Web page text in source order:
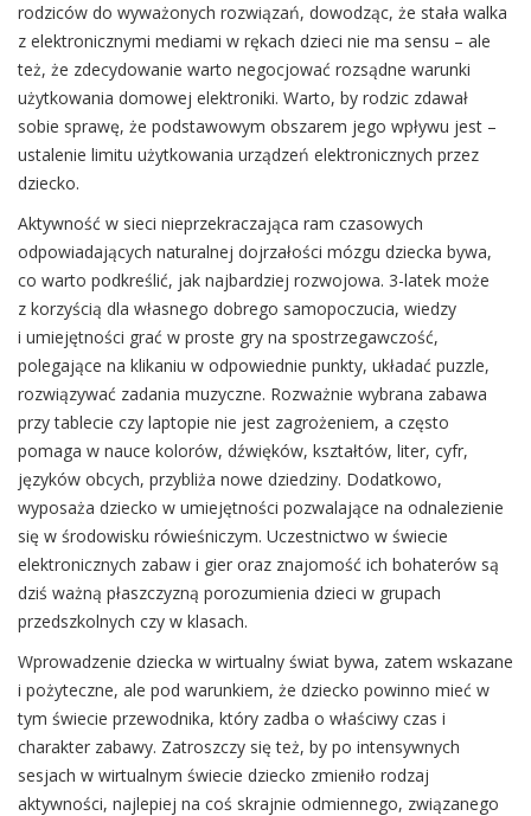
rodziców do wyważonych rozwiązań, dowodząc, że stała walka
z elektronicznymi mediami w rękach dzieci nie ma sensu – ale
też, że zdecydowanie warto negocjować rozsądne warunki
użytkowania domowej elektroniki. Warto, by rodzic zdawał
sobie sprawę, że podstawowym obszarem jego wpływu jest –
ustalenie limitu użytkowania urządzeń elektronicznych przez
dziecko.
Aktywność w sieci nieprzekraczająca ram czasowych
odpowiadających naturalnej dojrzałości mózgu dziecka bywa,
co warto podkreślić, jak najbardziej rozwojowa. 3-latek może
z korzyścią dla własnego dobrego samopoczucia, wiedzy
i umiejętności grać w proste gry na spostrzegawczość,
polegające na klikaniu w odpowiednie punkty, układać puzzle,
rozwiązywać zadania muzyczne. Rozważnie wybrana zabawa
przy tablecie czy laptopie nie jest zagrożeniem, a często
pomaga w nauce kolorów, dźwięków, kształtów, liter, cyfr,
języków obcych, przybliża nowe dziedziny. Dodatkowo,
wyposaża dziecko w umiejętności pozwalające na odnalezienie
się w środowisku rówieśniczym. Uczestnictwo w świecie
elektronicznych zabaw i gier oraz znajomość ich bohaterów są
dziś ważną płaszczyzną porozumienia dzieci w grupach
przedszkolnych czy w klasach.
Wprowadzenie dziecka w wirtualny świat bywa, zatem wskazane
i pożyteczne, ale pod warunkiem, że dziecko powinno mieć w
tym świecie przewodnika, który zadba o właściwy czas i
charakter zabawy. Zatroszczy się też, by po intensywnych
sesjach w wirtualnym świecie dziecko zmieniło rodzaj
aktywności, najlepiej na coś skrajnie odmiennego, związanego